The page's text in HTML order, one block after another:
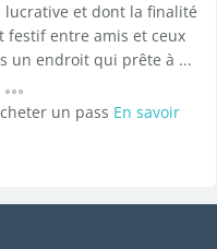
et dont la finalité
festif entre amis et ceux
un endroit qui prête à ...
un pass En savoir